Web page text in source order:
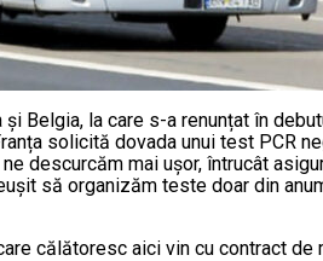
Belgia, la care s-a renunțat în
solicită dovada unui test PCR
descurcăm mai ușor, întrucât
să organizăm teste doar din
călătoresc aici vin cu contract de